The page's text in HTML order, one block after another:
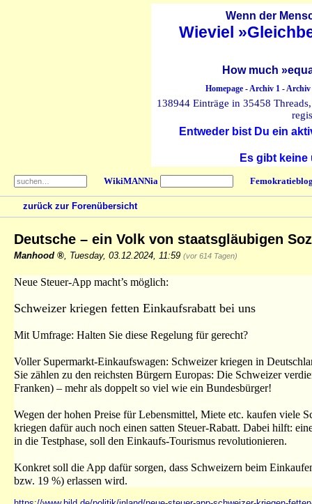
Wenn der
Wieviel
How much
Homepage-Archiv 1-Archiv
138944 Einträge in 35458
Entweder bist Du ein
Es gibt
WikiMANNia
zurück zur Forenübersicht
Deutsche – ein Volk von staatsgläubigen
Manhood Tuesday, 03.12.2024, 11:59 (vor 614 Tagen)
Neue Steuer-App macht’s möglich:
Schweizer kriegen fetten Einkaufsrabatt bei uns
Mit Umfrage: Halten Sie diese Regelung für gerecht?
Voller Supermarkt-Einkaufswagen: Schweizer kriegen in
Sie zählen zu den reichsten Bürgern Europas: Die Schweizer
Franken) – mehr als doppelt so viel wie ein Bundesbürger!
Wegen der hohen Preise für Lebensmittel, Miete etc. kaufen viele
kriegen dafür auch noch einen satten Steuer-Rabatt. Dabei hilft:
in die Testphase, soll den Einkaufs-Tourismus revolutionieren.
Konkret soll die App dafür sorgen, dass Schweizern beim
bzw. 19 %) erlassen wird.